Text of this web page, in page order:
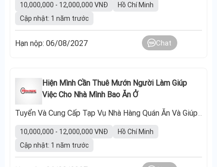
10,000,000 - 12,000,000 VNĐ
Hồ Chí Minh
Cập nhật: 1 năm trước
Hạn nộp: 06/08/2027 Chat
Hiện Mình Cần Thuê Mướn Người Làm Giúp
Việc Cho Nhà Mình Bao Ăn Ở
Tuyển Và Cung Cấp Tạp Vụ Nhà Hàng Quán Ăn Và Giúp Việc
10,000,000 - 12,000,000 VNĐ
Hồ Chí Minh
Cập nhật: 1 năm trước